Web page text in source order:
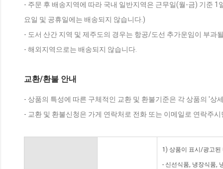
- 주문 후 배송지역에 따라 국내 일반지역은 근무일(월-금) 기준
요일 및 공휴일에는 배송되지 않습니다.)
- 도서 산간 지역 및 제주도의 경우는 항공/도선 추가운임이 부과
- 해외지역으로는 배송되지 않습니다.
교환/환불 안내
- 상품의 특성에 따른 구체적인 교환 및 환불기준은 각 상품의 '상
- 교환 및 환불신청은 가게 연락처로 전화 또는 이메일로 연락주
1) 상품이 표시/광고된
- 신선식품, 냉장식품,